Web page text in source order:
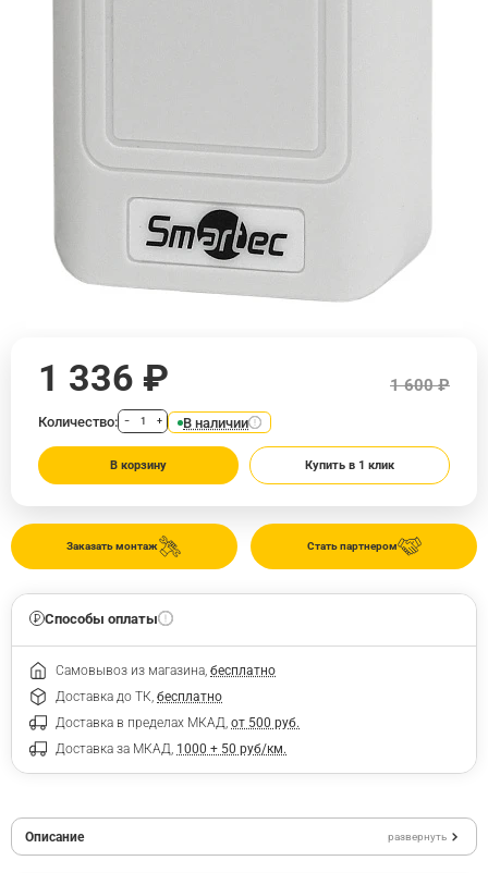
Стать партнером
Заказать монтаж
1 336 ₽ 1 600 ₽
Количество: − + В наличии
В корзину Купить в 1 клик
Способы оплаты
Самовывоз из магазина, бесплатно
Доставка до ТК, бесплатно
Доставка в пределах МКАД, от 500 руб.
Доставка за МКАД, 1000 + 50 руб/км.
Описание развернуть